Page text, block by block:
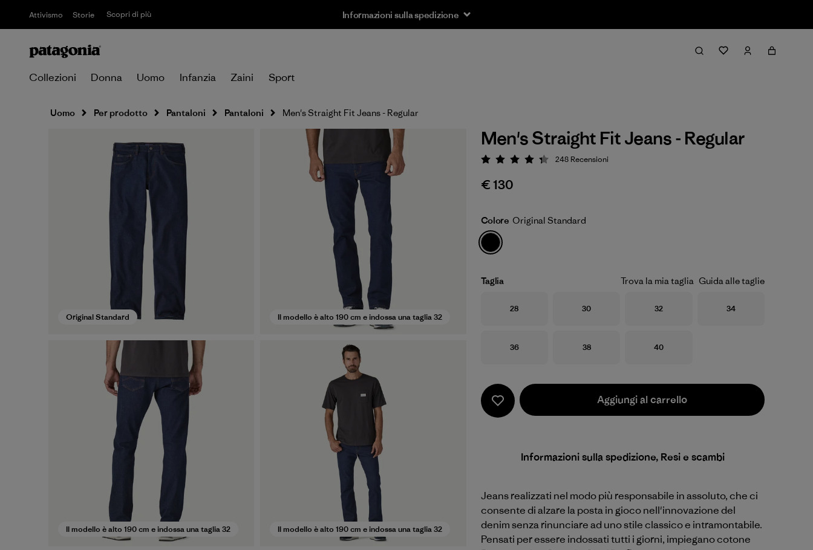
Attivismo Storie Scopri di più Informazioni sulla spedizione
Collezioni Donna Uomo Infanzia Zaini Sport
Uomo Per prodotto Pantaloni Pantaloni Men's Straight Fit Jeans - Regular
Original Standard Il modello è alto 190 cm e indossa una taglia 32
Il modello è alto 190 cm e indossa una taglia 32 Il modello è alto 190 cm e indossa una taglia 32
Men's Straight Fit Jeans - Regular
Valutazione: 4.3 / 5
248 Recensioni
€ 130
Colore Original Standard
Taglia Trova la mia taglia Guida alle taglie
Taglia
28 Taglia
30 Taglia
32 Taglia
34
Taglia
36 Taglia
38 Taglia
40
Aggiungi al carrello
Informazioni sulla spedizione, Resi e scambi
Jeans realizzati nel modo più responsabile in assoluto, che ci
consente di alzare la posta in gioco nell'innovazione del
denim senza rinunciare ad uno stile classico e intramontabile.
Pensati per essere indossati tutti i giorni, impiegano cotone